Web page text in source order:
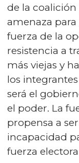
de la
amenaza
fuerza de la
resistencia a
más viejas y
los
será el
el poder. La
propensa a
incapacidad
fuerza